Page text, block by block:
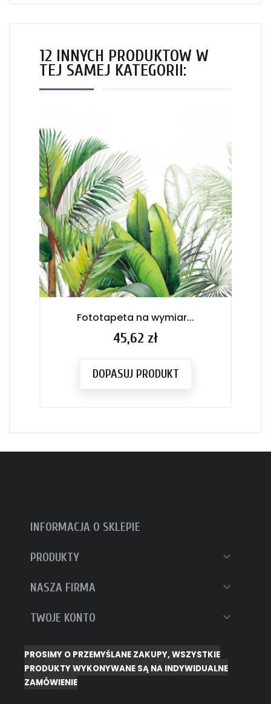
12 INNYCH PRODUKTÓW W
TEJ SAMEJ KATEGORII:
Fototapeta na wymiar...
Cena
45,62 zł
DOPASUJ PRODUKT
INFORMACJA O SKLEPIE
PRODUKTY 
NASZA FIRMA 
TWOJE KONTO 
PROSIMY O PRZEMYŚLANE ZAKUPY, WSZYSTKIE
PRODUKTY WYKONYWANE SĄ NA INDYWIDUALNE
ZAMÓWIENIE